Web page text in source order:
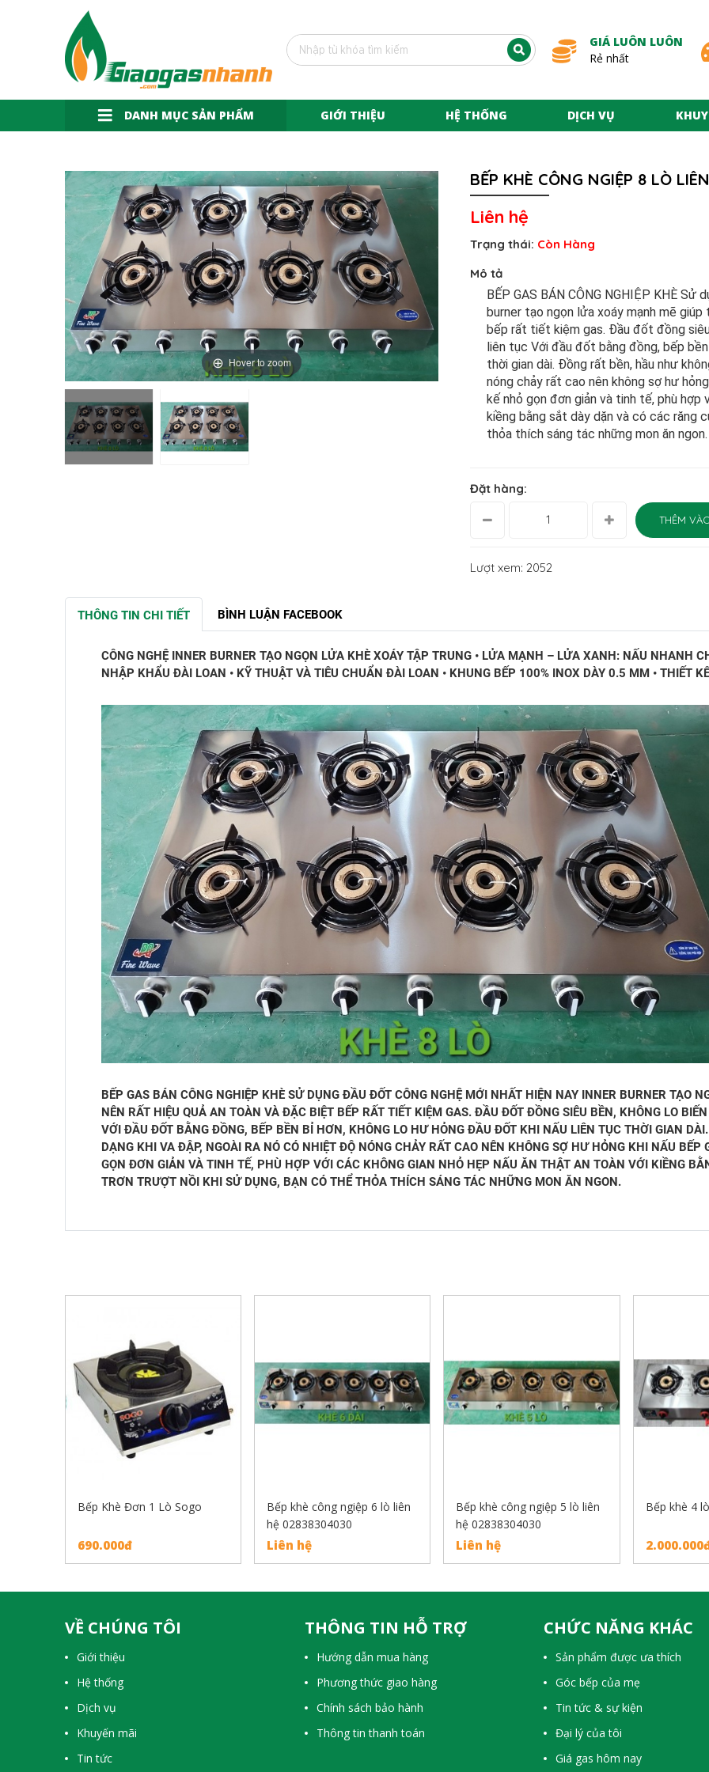
GIÁ LUÔN LUÔN
Rẻ nhất
DANH MỤC SẢN PHẨM GIỚI THIỆU HỆ THỐNG DỊCH VỤ
Hover to zoom
BẾP KHÈ CÔNG NGIỆP 8 LÒ
Liên hệ
Trạng thái: Còn Hàng
Mô tả
BẾP GAS BÁN CÔNG NGHIỆP KHÈ
burner tạo ngọn lửa xoáy mạnh mẽ
bếp rất tiết kiệm gas. Đầu đốt đồng
liên tục Với đầu đốt bằng đồng, bếp
thời gian dài. Đồng rất bền, hầu như
nóng chảy rất cao nên không sợ hư
kế nhỏ gọn đơn giản và tinh tế, phù hợp
kiềng bằng sắt dày dặn và có các răng
thỏa thích sáng tác những mon ăn ngon.
Đặt hàng:
THÊM
Lượt xem: 2052
THÔNG TIN CHI TIẾT BÌNH LUẬN FACEBOOK
CÔNG NGHỆ INNER BURNER TẠO NGỌN LỬA KHÈ XOÁY TẬP TRUNG • LỬA MẠNH – LỬA XANH: NẤU NHANH
NHẬP KHẨU ĐÀI LOAN • KỸ THUẬT VÀ TIÊU CHUẨN ĐÀI LOAN • KHUNG BẾP 100% INOX DÀY 0.5 MM • THIẾT
BẾP GAS BÁN CÔNG NGHIỆP KHÈ SỬ DỤNG ĐẦU ĐỐT CÔNG NGHỆ MỚI NHẤT HIỆN NAY INNER BURNER TẠO
NÊN RẤT HIỆU QUẢ AN TOÀN VÀ ĐẶC BIỆT BẾP RẤT TIẾT KIỆM GAS. ĐẦU ĐỐT ĐỒNG SIÊU BỀN, KHÔNG LO
VỚI ĐẦU ĐỐT BẰNG ĐỒNG, BẾP BỀN BỈ HƠN, KHÔNG LO HƯ HỎNG ĐẦU ĐỐT KHI NẤU LIÊN TỤC THỜI GIAN
DẠNG KHI VA ĐẬP, NGOÀI RA NÓ CÓ NHIỆT ĐỘ NÓNG CHẢY RẤT CAO NÊN KHÔNG SỢ HƯ HỎNG KHI NẤU BẾP
GỌN ĐƠN GIẢN VÀ TINH TẾ, PHÙ HỢP VỚI CÁC KHÔNG GIAN NHỎ HẸP NẤU ĂN THẬT AN TOÀN VỚI KIỀNG
TRƠN TRƯỢT NỒI KHI SỬ DỤNG, BẠN CÓ THỂ THỎA THÍCH SÁNG TÁC NHỮNG MON ĂN NGON.
Bếp Khè Đơn 1 Lò Sogo
690.000đ
Bếp khè công ngiệp 6 lò liên
hệ 02838304030
Liên hệ
Bếp khè công ngiệp 5 lò liên
hệ 02838304030
Liên hệ
Bếp khè 4 lò
VỀ CHÚNG TÔI
Giới thiệu
Hệ thống
Dịch vụ
Khuyến mãi
Tin tức
THÔNG TIN HỖ TRỢ
Hướng dẫn mua hàng
Phương thức giao hàng
Chính sách bảo hành
Thông tin thanh toán
CHỨC NĂNG KHÁC
Sản phẩm được ưa thích
Góc bếp của mẹ
Tin tức & sự kiện
Đại lý của tôi
Giá gas hôm nay